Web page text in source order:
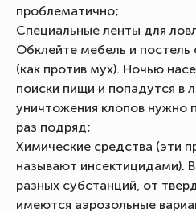
проблематично;
Специальные ленты для
Обклейте мебель и постель
(как против мух). Ночью
поиски пищи и попадутся в
уничтожения клопов нужно
раз подряд;
Химические средства (эти
называют инсектицидами).
разных субстанций, от
имеются аэрозольные